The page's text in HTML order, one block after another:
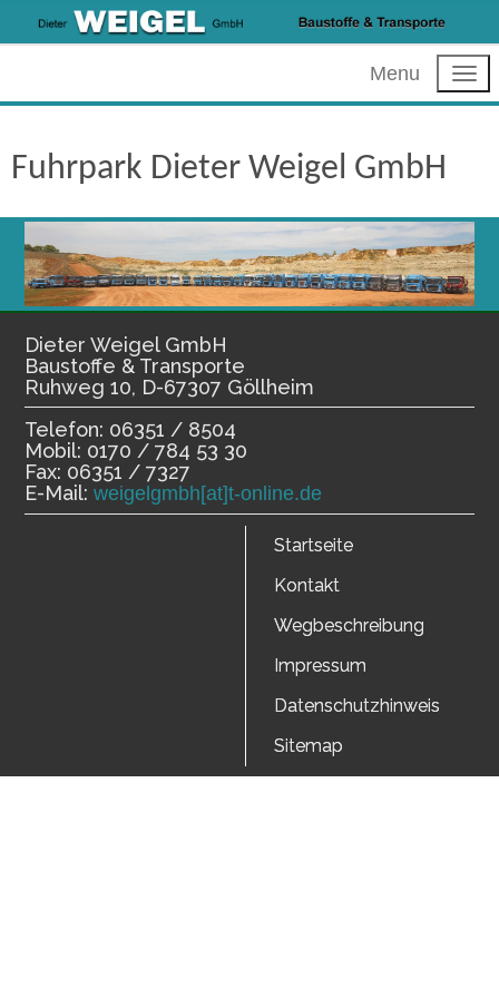
Menu
Fuhrpark Dieter Weigel GmbH
Dieter Weigel GmbH
Baustoffe & Transporte
Ruhweg 10, D-67307 Göllheim
Telefon: 06351 / 8504
Mobil: 0170 / 784 53 30
Fax: 06351 / 7327
E-Mail:weigelgmbh[at]t-online.de
Startseite
Kontakt
Wegbeschreibung
Impressum
Datenschutzhinweis
Sitemap